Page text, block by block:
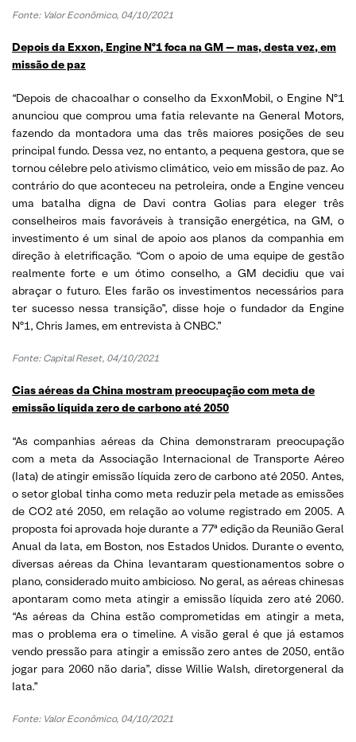
Fonte: Valor Econômico, 04/10/2021
Depois da Exxon, Engine Nº1 foca na GM — mas, desta vez, em
missão de paz
“Depois de chacoalhar o conselho da ExxonMobil, o Engine Nº1
anunciou que comprou uma fatia relevante na General Motors,
fazendo da montadora uma das três maiores posições de seu
principal fundo. Dessa vez, no entanto, a pequena gestora, que se
tornou célebre pelo ativismo climático, veio em missão de paz. Ao
contrário do que aconteceu na petroleira, onde a Engine venceu
uma batalha digna de Davi contra Golias para eleger três
conselheiros mais favoráveis à transição energética, na GM, o
investimento é um sinal de apoio aos planos da companhia em
direção à eletrificação. “Com o apoio de uma equipe de gestão
realmente forte e um ótimo conselho, a GM decidiu que vai
abraçar o futuro. Eles farão os investimentos necessários para
ter sucesso nessa transição”, disse hoje o fundador da Engine
Nº1, Chris James, em entrevista à CNBC.”
Fonte: Capital Reset, 04/10/2021
Cias aéreas da China mostram preocupação com meta de
emissão líquida zero de carbono até 2050
“As companhias aéreas da China demonstraram preocupação
com a meta da Associação Internacional de Transporte Aéreo
(Iata) de atingir emissão líquida zero de carbono até 2050. Antes,
o setor global tinha como meta reduzir pela metade as emissões
de CO2 até 2050, em relação ao volume registrado em 2005. A
proposta foi aprovada hoje durante a 77ª edição da Reunião Geral
Anual da Iata, em Boston, nos Estados Unidos. Durante o evento,
diversas aéreas da China levantaram questionamentos sobre o
plano, considerado muito ambicioso. No geral, as aéreas chinesas
apontaram como meta atingir a emissão líquida zero até 2060.
“As aéreas da China estão comprometidas em atingir a meta,
mas o problema era o timeline. A visão geral é que já estamos
vendo pressão para atingir a emissão zero antes de 2050, então
jogar para 2060 não daria”, disse Willie Walsh, diretorgeneral da
Iata.”
Fonte: Valor Econômico, 04/10/2021